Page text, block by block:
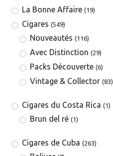
La Bonne Affaire (19)
​​​Cigares (549)
​Nouveautés (116)
Avec Distinction (29)
Packs Découverte (6)
Vintage & Collector (83)
​​​Cigares du Costa Rica (1)
Brun del ré (1)
Cigares de Cuba (263)